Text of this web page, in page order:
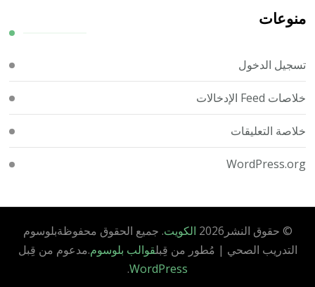
منوعات
تسجيل الدخول
خلاصات Feed الإدخالات
خلاصة التعليقات
WordPress.org
© حقوق النشر2026 الكويت. جميع الحقوق محفوظةبلوسوم
التدريب الصحي | مُطور من قِبلقوالب بلوسوم.مدعوم من قِبل
WordPress
.